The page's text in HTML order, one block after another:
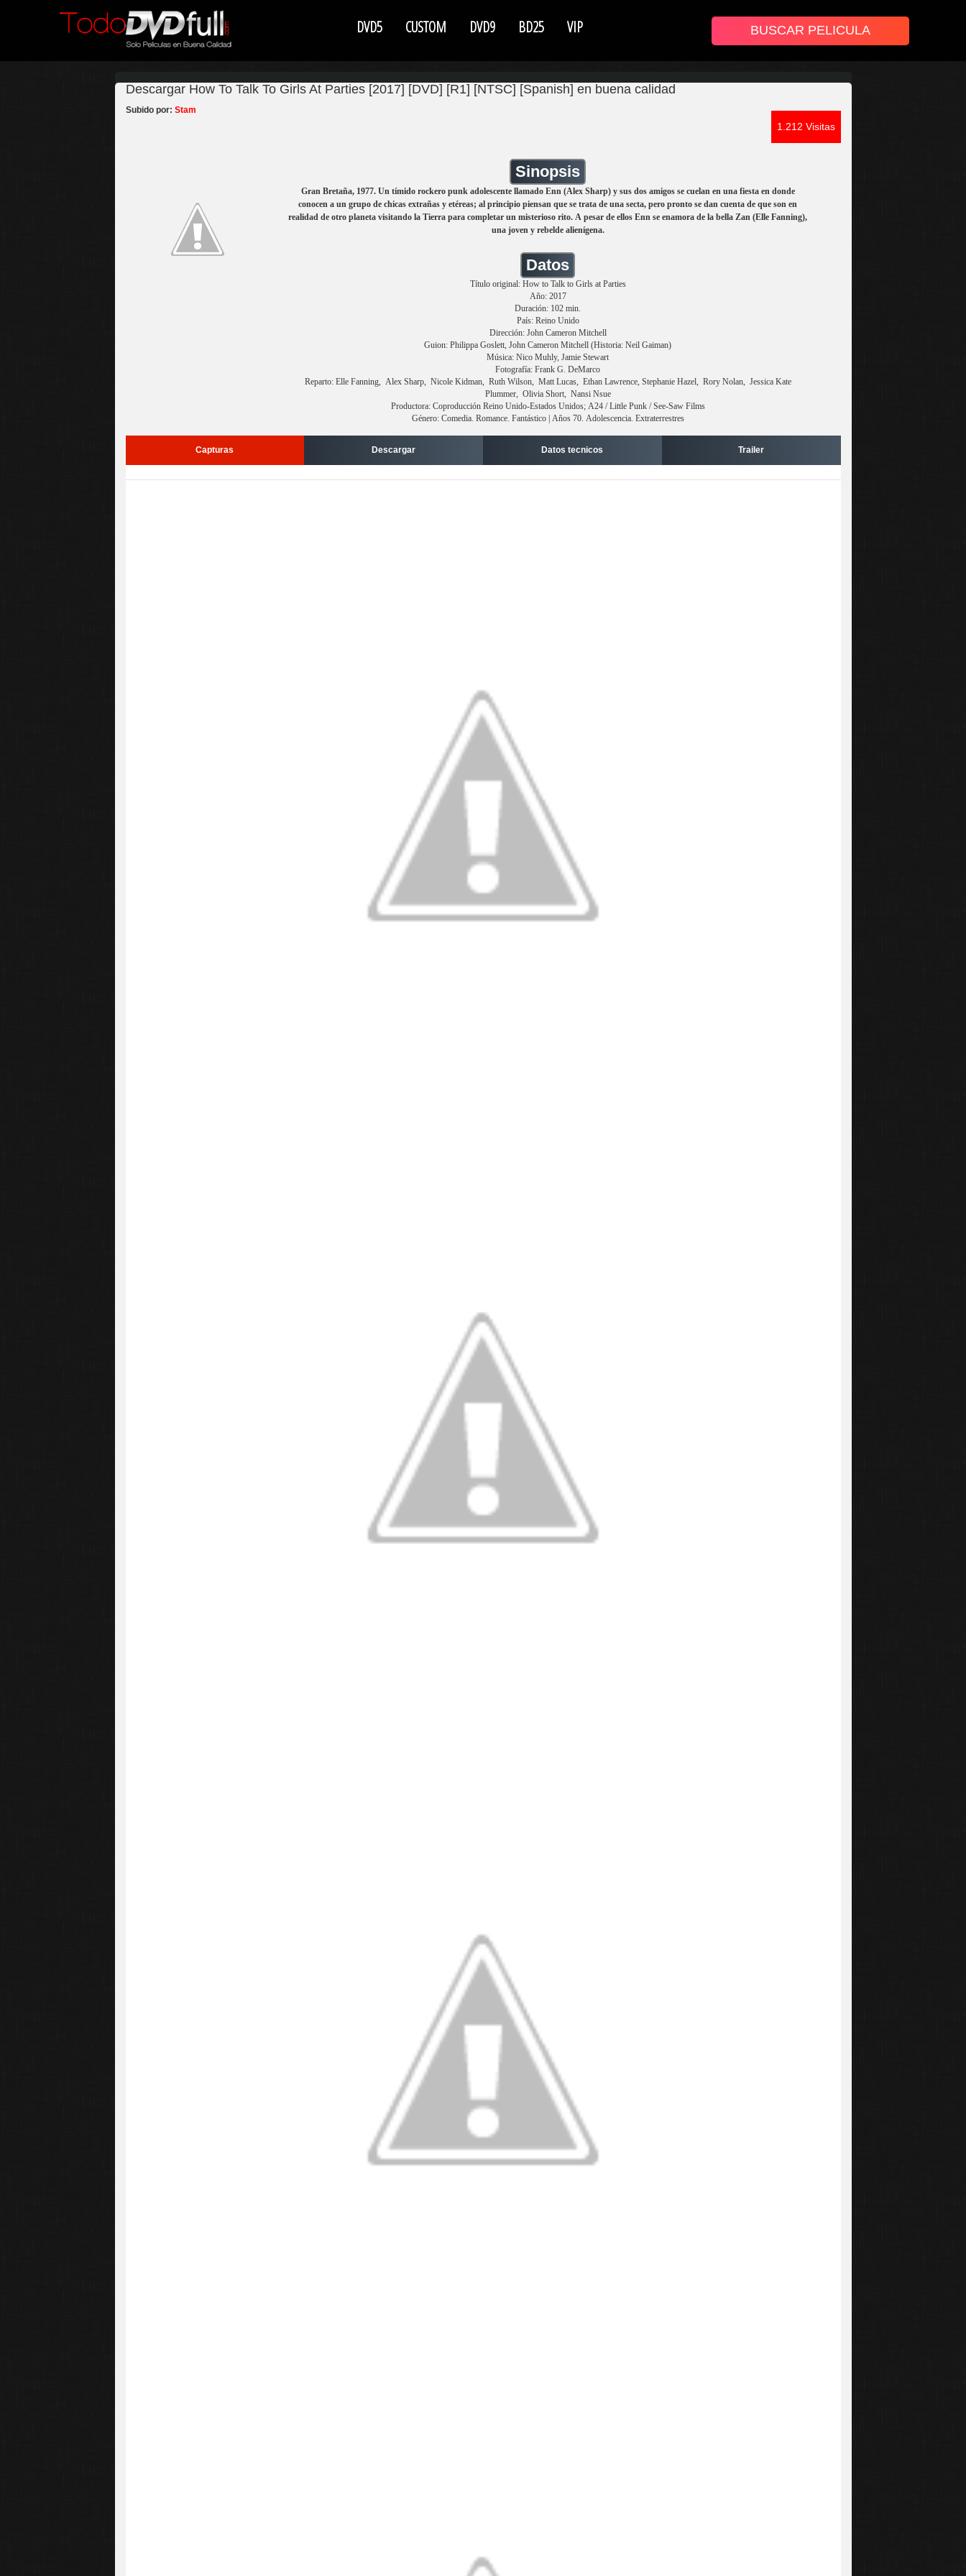
DVD5 CUSTOM DVD9 BD25 VIP
Descargar How To Talk To Girls At Parties [2017] [DVD] [R1] [NTSC] [Spanish] en buena calidad
1.212 Visitas
Subido por: Stam
Sinopsis
Gran Bretaña, 1977. Un tímido rockero punk adolescente llamado Enn (Alex Sharp) y sus dos amigos se cuelan en una fiesta en donde
conocen a un grupo de chicas extrañas y etéreas; al principio piensan que se trata de una secta, pero pronto se dan cuenta de que son en
realidad de otro planeta visitando la Tierra para completar un misterioso rito. A pesar de ellos Enn se enamora de la bella Zan (Elle Fanning),
una joven y rebelde alienígena.
Datos
Título original: How to Talk to Girls at Parties
Año: 2017
Duración: 102 min.
País: Reino Unido
Dirección: John Cameron Mitchell
Guion: Philippa Goslett, John Cameron Mitchell (Historia: Neil Gaiman)
Música: Nico Muhly, Jamie Stewart
Fotografía: Frank G. DeMarco
Reparto: Elle Fanning, Alex Sharp, Nicole Kidman, Ruth Wilson, Matt Lucas, Ethan Lawrence, Stephanie Hazel, Rory Nolan, Jessica Kate
Plummer, Olivia Short, Nansi Nsue
Productora: Coproducción Reino Unido-Estados Unidos; A24 / Little Punk / See-Saw Films
Género: Comedia. Romance. Fantástico | Años 70. Adolescencia. Extraterrestres
Capturas Descargar Datos tecnicos Trailer